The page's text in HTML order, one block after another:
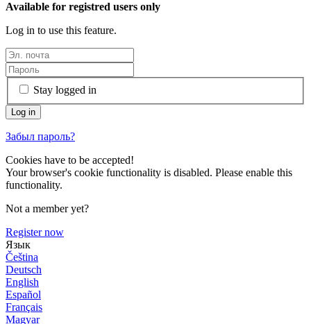
Available for registred users only
Log in to use this feature.
Stay logged in
Забыл пароль?
Cookies have to be accepted!
Your browser's cookie functionality is disabled. Please enable this
functionality.
Not a member yet?
Register now
Язык
Čeština
Deutsch
English
Español
Français
Magyar